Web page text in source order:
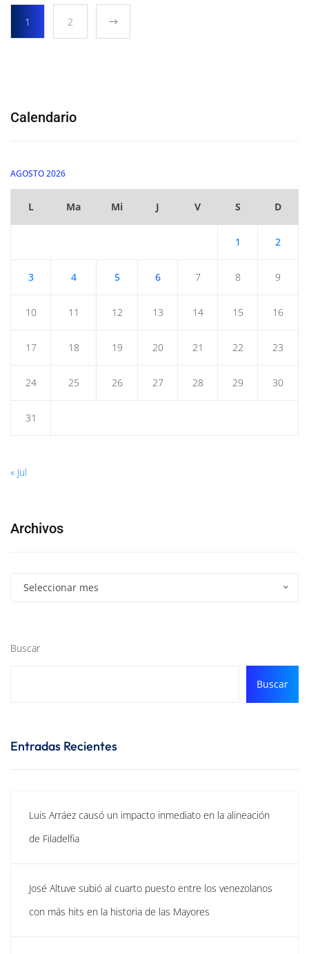
1 2
Calendario
AGOSTO 2026
L Ma Mi J V S D
1 2
3 4 5 6 7 8 9
10 11 12 13 14 15 16
17 18 19 20 21 22 23
24 25 26 27 28 29 30
31
« Jul
Archivos
Seleccionar mes
Buscar
Buscar
Entradas Recientes
Luis Arráez causó un impacto inmediato en la alineación
de Filadelfia
José Altuve subió al cuarto puesto entre los venezolanos
con más hits en la historia de las Mayores